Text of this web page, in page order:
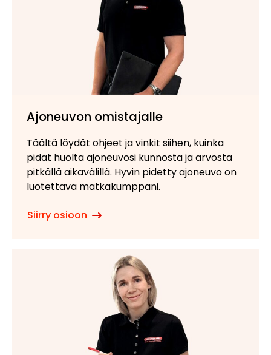
Ajoneuvon omistajalle
Täältä löydät ohjeet ja vinkit siihen, kuinka
pidät huolta ajoneuvosi kunnosta ja arvosta
pitkällä aikavälillä. Hyvin pidetty ajoneuvo on
luotettava matkakumppani.
Siirry osioon